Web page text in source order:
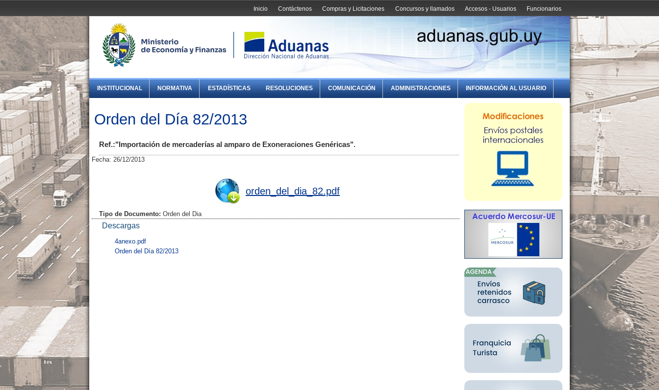
Funcionarios
Accesos - Usuarios
Concursos y llamados
Compras y Licitaciones
Contáctenos
Inicio
INSTITUCIONAL NORMATIVA ESTADÍSTICAS RESOLUCIONES COMUNICACIÓN ADMINISTRACIONES INFORMACIÓN AL USUARIO
Orden del Día 82/2013
Ref.:"Importación de mercaderías al amparo de Exoneraciones Genéricas".
Fecha: 26/12/2013
orden_del_dia_82.pdf
Tipo de Documento: Orden del Dia
Descargas
4anexo.pdf
Orden del Día 82/2013